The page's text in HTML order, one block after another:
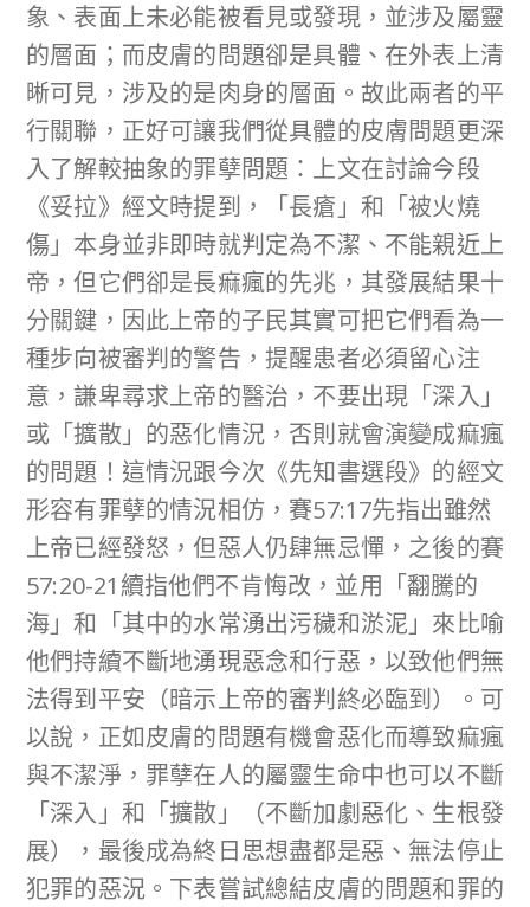
象、表面上未必能被看見或發現，並涉及屬靈
的層面；而皮膚的問題卻是具體、在外表上清
晰可見，涉及的是肉身的層面。故此兩者的平
行關聯，正好可讓我們從具體的皮膚問題更深
入了解較抽象的罪孽問題：上文在討論今段
《妥拉》經文時提到，「長瘡」和「被火燒
傷」本身並非即時就判定為不潔、不能親近上
帝，但它們卻是長痲瘋的先兆，其發展結果十
分關鍵，因此上帝的子民其實可把它們看為一
種步向被審判的警告，提醒患者必須留心注
意，謙卑尋求上帝的醫治，不要出現「深入」
或「擴散」的惡化情況，否則就會演變成痲瘋
的問題！這情況跟今次《先知書選段》的經文
形容有罪孽的情況相仿，賽57:17先指出雖然
上帝已經發怒，但惡人仍肆無忌憚，之後的賽
57:20-21續指他們不肯悔改，並用「翻騰的
海」和「其中的水常湧出污穢和淤泥」來比喻
他們持續不斷地湧現惡念和行惡，以致他們無
法得到平安（暗示上帝的審判終必臨到）。可
以說，正如皮膚的問題有機會惡化而導致痲瘋
與不潔淨，罪孽在人的屬靈生命中也可以不斷
「深入」和「擴散」（不斷加劇惡化、生根發
展），最後成為終日思想盡都是惡、無法停止
犯罪的惡況。下表嘗試總結皮膚的問題和罪的